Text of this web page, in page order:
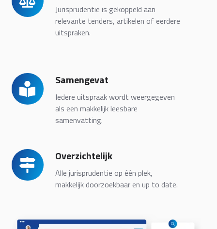
Jurisprudentie is gekoppeld aan
relevante tenders, artikelen of eerdere
uitspraken.
Samengevat
Iedere uitspraak wordt weergegeven
als een makkelijk leesbare
samenvatting.
Samengevat
Overzichtelijk
Alle jurisprudentie op één plek,
makkelijk doorzoekbaar en up to date.
Overzichtelijk